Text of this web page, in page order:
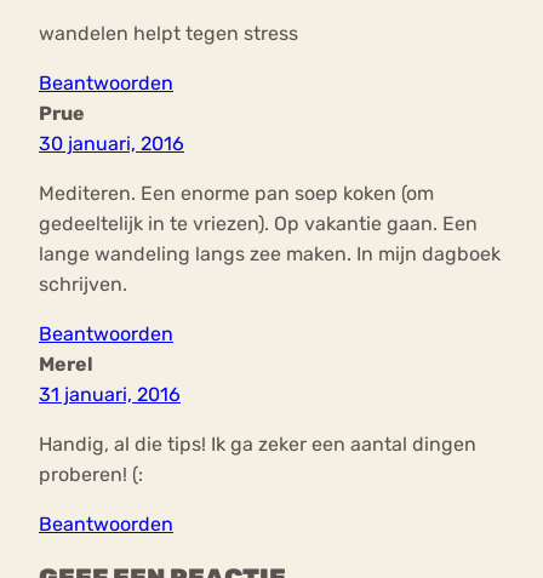
wandelen helpt tegen stress
Beantwoorden
Prue
30 januari, 2016
Mediteren. Een enorme pan soep koken (om
gedeeltelijk in te vriezen). Op vakantie gaan. Een
lange wandeling langs zee maken. In mijn dagboek
schrijven.
Beantwoorden
Merel
31 januari, 2016
Handig, al die tips! Ik ga zeker een aantal dingen
proberen! (:
Beantwoorden